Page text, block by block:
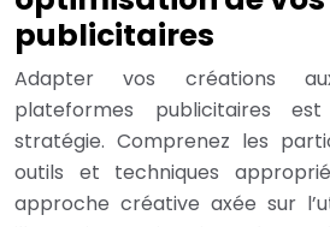
publicitaires
Adapter vos créations
plateformes publicitaires
stratégie. Comprenez les
outils et techniques
approche créative axée sur